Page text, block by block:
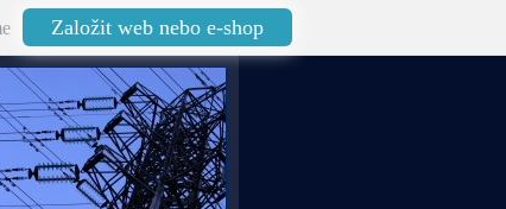
Založit web nebo e-shop